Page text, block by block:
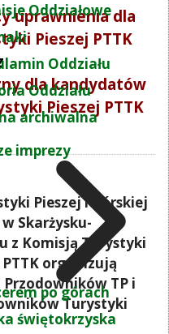
Oddziałowe
Oddziału
Oddziału
archiwalna
imprezy
po górach
świętokrzyska
uprawnienia dla
Pieszej PTTK
dla kandydatów
Pieszej PTTK
Pieszej i Górskiej
Skarżysku-
z Komisją Turystyki
PTTK organizują
TP i
Turystyki